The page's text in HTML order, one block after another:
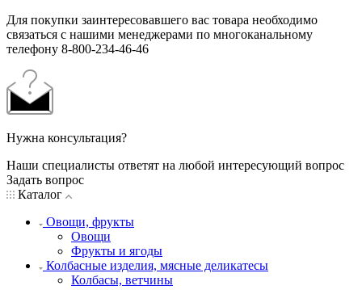
Для покупки заинтересовавшего вас товара необходимо
связаться с нашими менеджерами по многоканальному
телефону 8-800-234-46-46
Нужна консультация?
Наши специалисты ответят на любой интересующий вопрос
Задать вопрос
Каталог
Овощи, фрукты
Овощи
Фрукты и ягоды
Колбасные изделия, мясные деликатесы
Колбасы, ветчины